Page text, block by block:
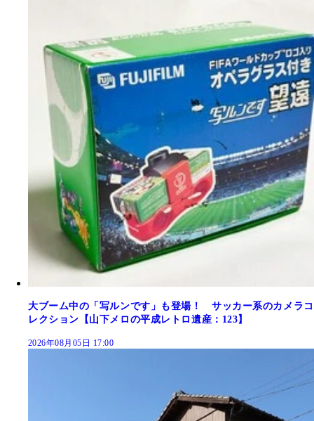
大ブーム中の「写ルンです」も登場！ サッカー系のカメラコ
レクション【山下メロの平成レトロ遺産：123】
2026年08月05日 17:00